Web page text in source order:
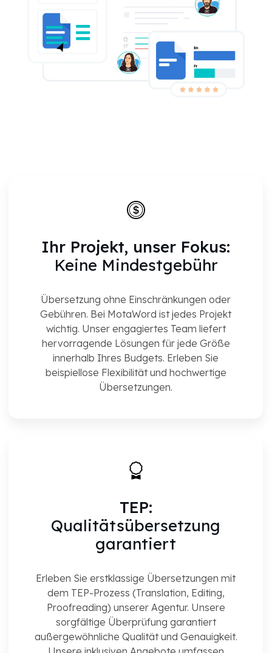
Ihr Projekt, unser Fokus:
Keine Mindestgebühr
Übersetzung ohne Einschränkungen oder
Gebühren. Bei MotaWord ist jedes Projekt
wichtig. Unser engagiertes Team liefert
hervorragende Lösungen für jede Größe
innerhalb Ihres Budgets. Erleben Sie
beispiellose Flexibilität und hochwertige
Übersetzungen.
TEP:
Qualitätsübersetzung
garantiert
Erleben Sie erstklassige Übersetzungen mit
dem TEP-Prozess (Translation, Editing,
Proofreading) unserer Agentur. Unsere
sorgfältige Überprüfung garantiert
außergewöhnliche Qualität und Genauigkeit.